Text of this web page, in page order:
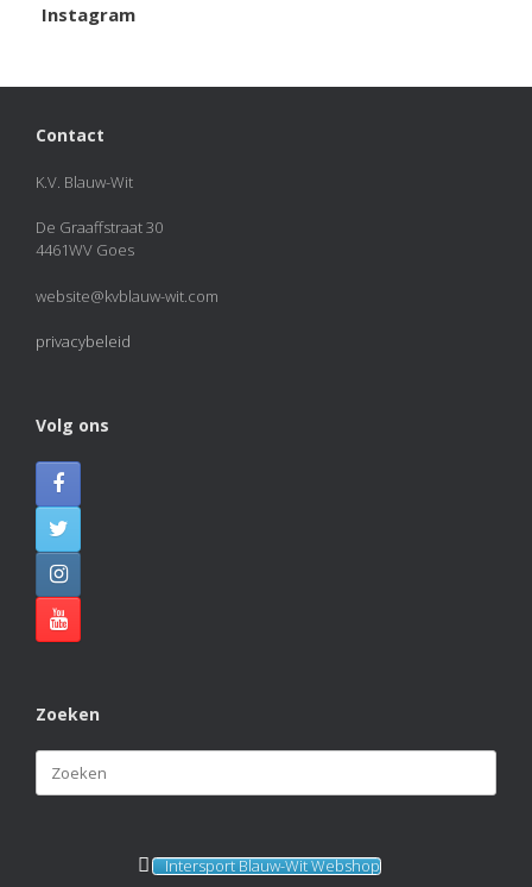
Photos from KVBlauw-wit's post
View on Facebook
2 months ago
KAMPIOENEN! 🏆🏆🏆
Instagram
Contact
K.V. Blauw-Wit
De Graaffstraat 30
4461WV Goes
website@kvblauw-wit.com
privacybeleid
Volg ons
Zoeken
Zoeken
naar:
Intersport Blauw-Wit Webshop